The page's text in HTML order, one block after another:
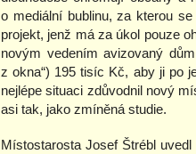
o mediální bublinu, za kterou
projekt, jenž má za úkol pouze
novým vedením avizovaný
z okna“) 195 tisíc Kč, aby ji po
nejlépe situaci zdůvodnil nový
asi tak, jako zmíněná studie.
Místostarosta Josef Štrébl